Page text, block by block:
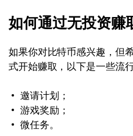
如何通过无投资赚
如果你对比特币感兴趣，但
式开始赚取，以下是一些流
邀请计划；
游戏奖励；
微任务。